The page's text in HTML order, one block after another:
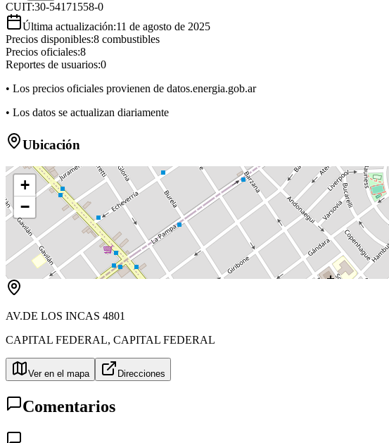
CUIT:30-54171558-0
Última actualización:11 de agosto de 2025
Precios disponibles:8 combustibles
Precios oficiales:8
Reportes de usuarios:0
• Los precios oficiales provienen de datos.energia.gob.ar
• Los datos se actualizan diariamente
Ubicación
+
−
AV.DE LOS INCAS 4801
CAPITAL FEDERAL, CAPITAL FEDERAL
Ver en el mapa Direcciones
Comentarios